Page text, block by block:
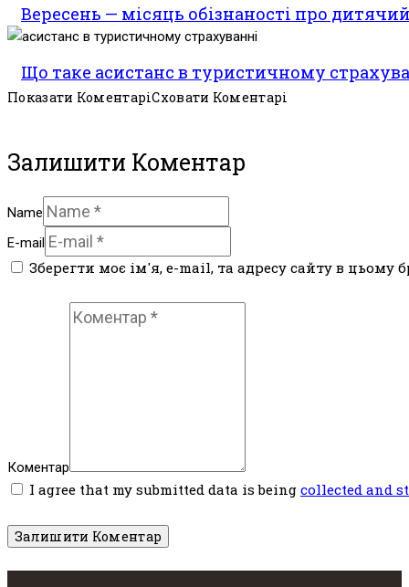
Вересень — місяць обізнаності про
Що таке асистанс в туристичному
Показати КоментаріСховати Коментарі
Залишити Коментар
Name
E-mail
Зберегти моє ім'я, e-mail, та адресу сайту в цьому
Коментар
I agree that my submitted data is being collected and